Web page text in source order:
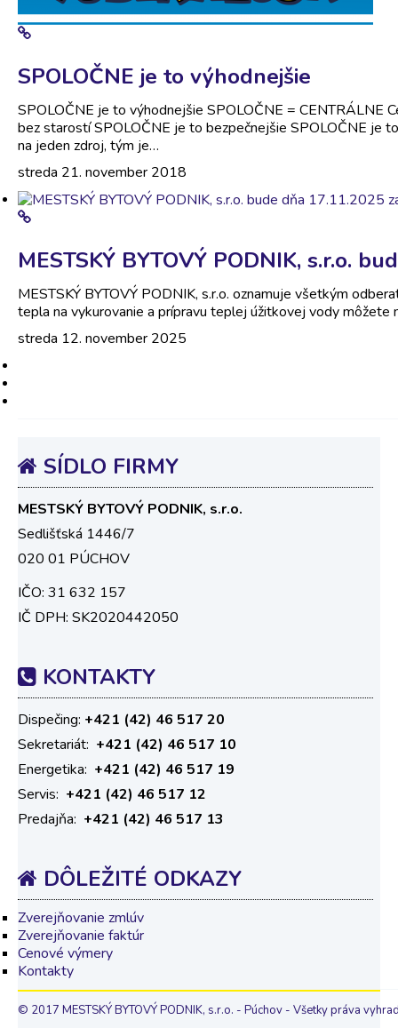
SPOLOČNE je to výhodnejšie
SPOLOČNE je to výhodnejšie SPOLOČNE = CENTRÁLNE
bez starostí SPOLOČNE je to bezpečnejšie SPOLOČNE je
na jeden zdroj, tým je…
streda 21. november 2018
MESTSKÝ BYTOVÝ PODNIK, s.r.o.
MESTSKÝ BYTOVÝ PODNIK, s.r.o. oznamuje všetkým
tepla na vykurovanie a prípravu teplej úžitkovej vody
streda 12. november 2025
SÍDLO FIRMY
MESTSKÝ BYTOVÝ PODNIK, s.r.o.
Sedlišťská 1446/7
020 01 PÚCHOV
IČO: 31 632 157
IČ DPH: SK2020442050
KONTAKTY
Dispečing: +421 (42) 46 517 20
Sekretariát: +421 (42) 46 517 10
Energetika: +421 (42) 46 517 19
Servis: +421 (42) 46 517 12
Predajňa: +421 (42) 46 517 13
DÔLEŽITÉ ODKAZY
Zverejňovanie zmlúv
Zverejňovanie faktúr
Cenové výmery
Kontakty
© 2017 MESTSKÝ BYTOVÝ PODNIK, s.r.o. - Púchov - Všetky práva